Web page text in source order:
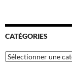
CATÉGORIES
Catégories